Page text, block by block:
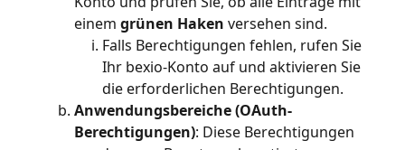
einem grünen Haken versehen sind.
Falls Berechtigungen fehlen, rufen Sie
Ihr bexio-Konto auf und aktivieren Sie
die erforderlichen Berechtigungen.
Anwendungsbereiche (OAuth-
Berechtigungen): Diese Berechtigungen